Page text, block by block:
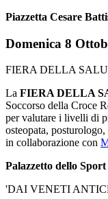
Piazzetta Cesare
Domenica 8
FIERA DELLA
La FIERA DELLA
Soccorso della Croce
per valutare i livelli di
osteopata,
in collaborazione con
Palazzetto dello
'DAI VENETI